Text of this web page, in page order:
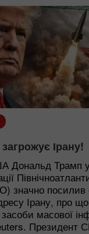
Ірану!
Дональд Трамп
значно
Ірану, про що
масової
Президент